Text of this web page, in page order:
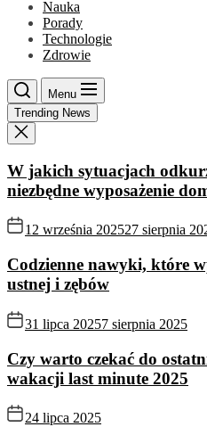
Nauka
Porady
Technologie
Zdrowie
Menu
Trending News
W jakich sytuacjach
niezbędne wyposażenie
12 września 202527 sierpnia
Codzienne nawyki, które
ustnej i zębów
31 lipca 20257 sierpnia 2025
Czy warto czekać do
wakacji last minute 2025
24 lipca 2025